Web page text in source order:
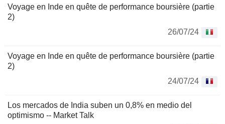
Voyage en Inde en quête de performance boursière (partie
2)
26/07/24
Voyage en Inde en quête de performance boursière (partie
2)
24/07/24
Los mercados de India suben un 0,8% en medio del
optimismo -- Market Talk